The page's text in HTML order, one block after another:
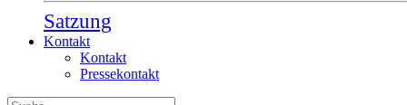
Satzung
Kontakt
Kontakt
Pressekontakt